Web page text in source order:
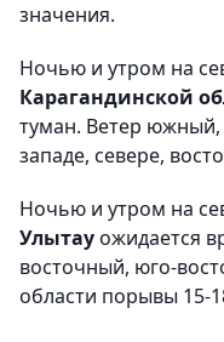
значения.
Ночью и утром на
Карагандинской
туман. Ветер
западе, севере,
Ночью и утром на
Улытауожидается
восточный, юго-
области порывы 15-